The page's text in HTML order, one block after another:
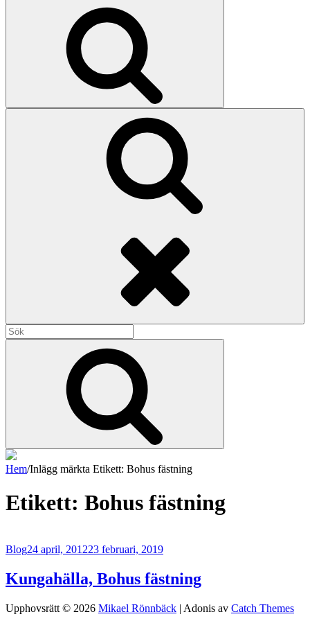
Sök
efter:
Alla dessa dagar som kom och gick, inte visste jag att de var livet
Hem/Inlägg märkta Etikett: Bohus fästning
Etikett: Bohus fästning
Blog24 april, 201223 februari, 2019
Kungahälla, Bohus fästning
Upphovsrätt © 2026 Mikael Rönnbäck | Adonis av Catch Themes